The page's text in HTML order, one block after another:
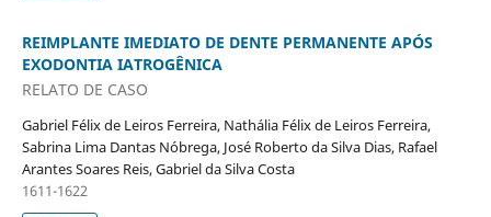
REIMPLANTE IMEDIATO DE DENTE PERMANENTE APÓS
EXODONTIA IATROGÊNICA
RELATO DE CASO
Gabriel Félix de Leiros Ferreira, Nathália Félix de Leiros Ferreira,
Sabrina Lima Dantas Nóbrega, José Roberto da Silva Dias, Rafael
Arantes Soares Reis, Gabriel da Silva Costa
1611-1622